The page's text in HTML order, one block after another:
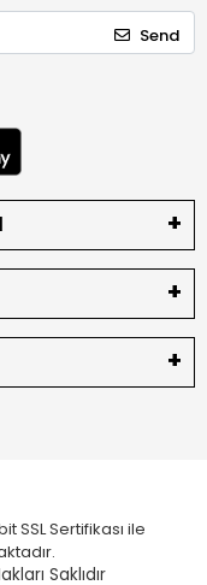
Send
SSL Sertifikası ile
Saklıdır